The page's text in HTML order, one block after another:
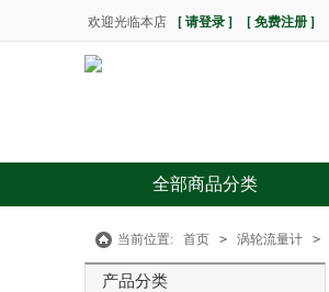
欢迎光临本店 [ 请登录 ] [ 免费注册 ]
全部商品分类
当前位置: 首页 > 涡轮流量计 >
产品分类